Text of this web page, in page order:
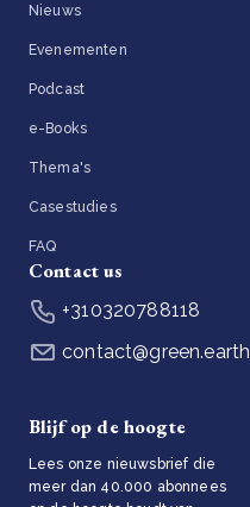
Nieuws
Evenementen
Podcast
e-Books
Thema's
Casestudies
FAQ
Contact us
+310320788118
contact@green.earth
Blijf op de hoogte
Lees onze nieuwsbrief die
meer dan 40.000 abonnees